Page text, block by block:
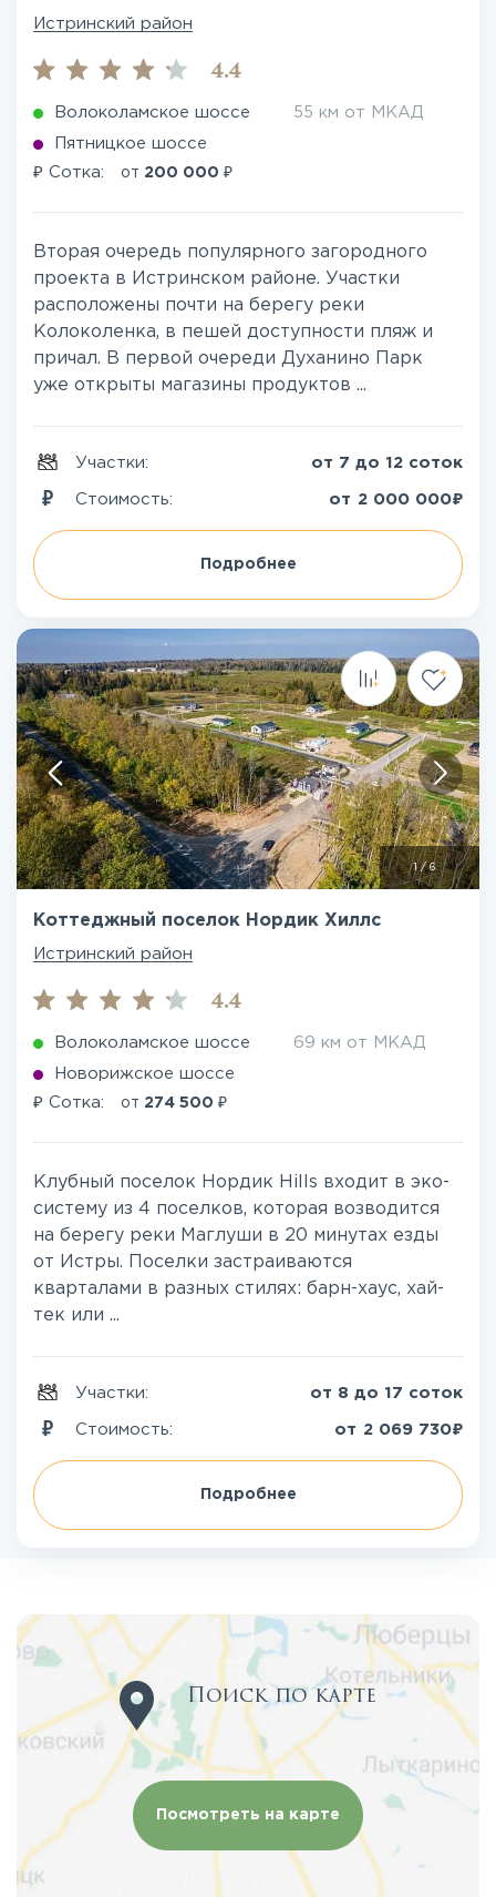
Истринский район
4.4
Волоколамское шоссе 55 км от МКАД
Пятницкое шоссе
₽ Сотка: от 200 000 ₽
Вторая очередь популярного загородного
проекта в Истринском районе. Участки
расположены почти на берегу реки
Колоколенка, в пешей доступности пляж и
причал. В первой очереди Духанино Парк
уже открыты магазины продуктов ...
Участки: от 7 до 12 соток
Стоимость: от 2 000 000₽
Подробнее
1/6
Коттеджный поселок Нордик Хиллс
Истринский район
4.4
Волоколамское шоссе 69 км от МКАД
Новорижское шоссе
₽ Сотка: от 274 500 ₽
Клубный поселок Нордик Hills входит в эко-
систему из 4 поселков, которая возводится
на берегу реки Маглуши в 20 минутах езды
от Истры. Поселки застраиваются
кварталами в разных стилях: барн-хаус, хай-
тек или ...
Участки: от 8 до 17 соток
Стоимость: от 2 069 730₽
Подробнее
Поиск по карте
Посмотреть на карте